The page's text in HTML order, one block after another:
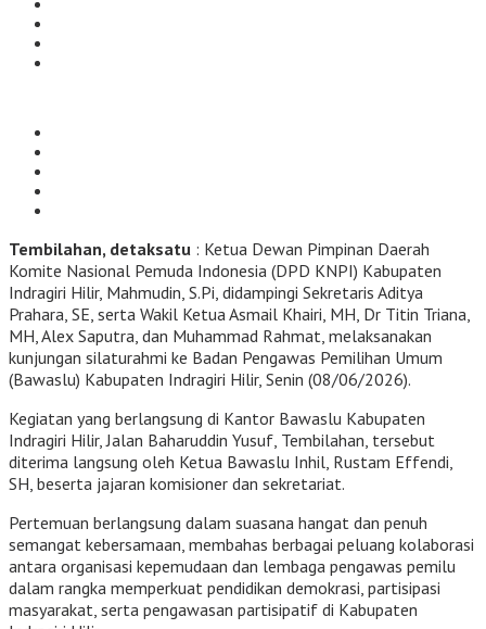
Tembilahan, detaksatu : Ketua Dewan Pimpinan Daerah
Komite Nasional Pemuda Indonesia (DPD KNPI) Kabupaten
Indragiri Hilir, Mahmudin, S.Pi, didampingi Sekretaris Aditya
Prahara, SE, serta Wakil Ketua Asmail Khairi, MH, Dr Titin Triana,
MH, Alex Saputra, dan Muhammad Rahmat, melaksanakan
kunjungan silaturahmi ke Badan Pengawas Pemilihan Umum
(Bawaslu) Kabupaten Indragiri Hilir, Senin (08/06/2026).
Kegiatan yang berlangsung di Kantor Bawaslu Kabupaten
Indragiri Hilir, Jalan Baharuddin Yusuf, Tembilahan, tersebut
diterima langsung oleh Ketua Bawaslu Inhil, Rustam Effendi,
SH, beserta jajaran komisioner dan sekretariat.
Pertemuan berlangsung dalam suasana hangat dan penuh
semangat kebersamaan, membahas berbagai peluang kolaborasi
antara organisasi kepemudaan dan lembaga pengawas pemilu
dalam rangka memperkuat pendidikan demokrasi, partisipasi
masyarakat, serta pengawasan partisipatif di Kabupaten